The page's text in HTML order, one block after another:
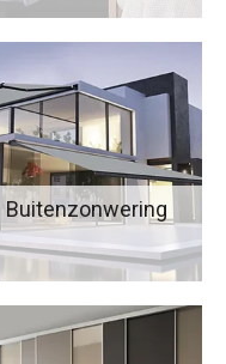
Buitenzonwering